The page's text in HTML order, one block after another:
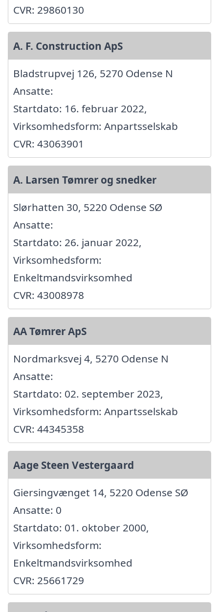
CVR: 29860130
A. F. Construction ApS
Bladstrupvej 126, 5270 Odense N
Ansatte:
Startdato: 16. februar 2022,
Virksomhedsform: Anpartsselskab
CVR: 43063901
A. Larsen Tømrer og snedker
Slørhatten 30, 5220 Odense SØ
Ansatte:
Startdato: 26. januar 2022,
Virksomhedsform:
Enkeltmandsvirksomhed
CVR: 43008978
AA Tømrer ApS
Nordmarksvej 4, 5270 Odense N
Ansatte:
Startdato: 02. september 2023,
Virksomhedsform: Anpartsselskab
CVR: 44345358
Aage Steen Vestergaard
Giersingvænget 14, 5220 Odense SØ
Ansatte: 0
Startdato: 01. oktober 2000,
Virksomhedsform:
Enkeltmandsvirksomhed
CVR: 25661729